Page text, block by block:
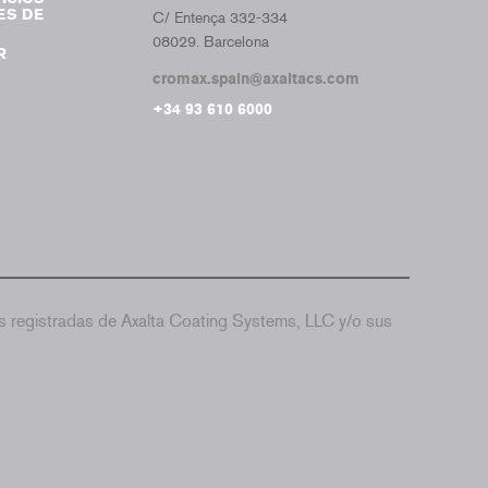
DE
C/ Entença 332-334
08029. Barcelona
cromax.spain@axaltacs.com
+34 93 610 6000
de Axalta Coating Systems, LLC y/o sus